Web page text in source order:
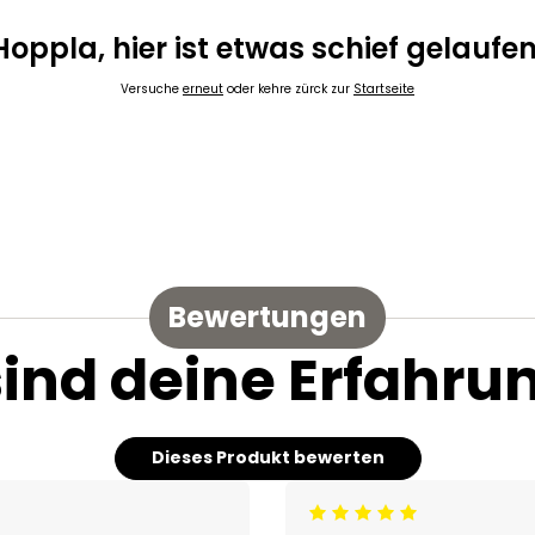
hier ist etwas schief
Versuche erneut oder kehre zürck zur Startseite
Bewertungen
deine
Dieses Produkt bewerten
Beoordeling: 5/5